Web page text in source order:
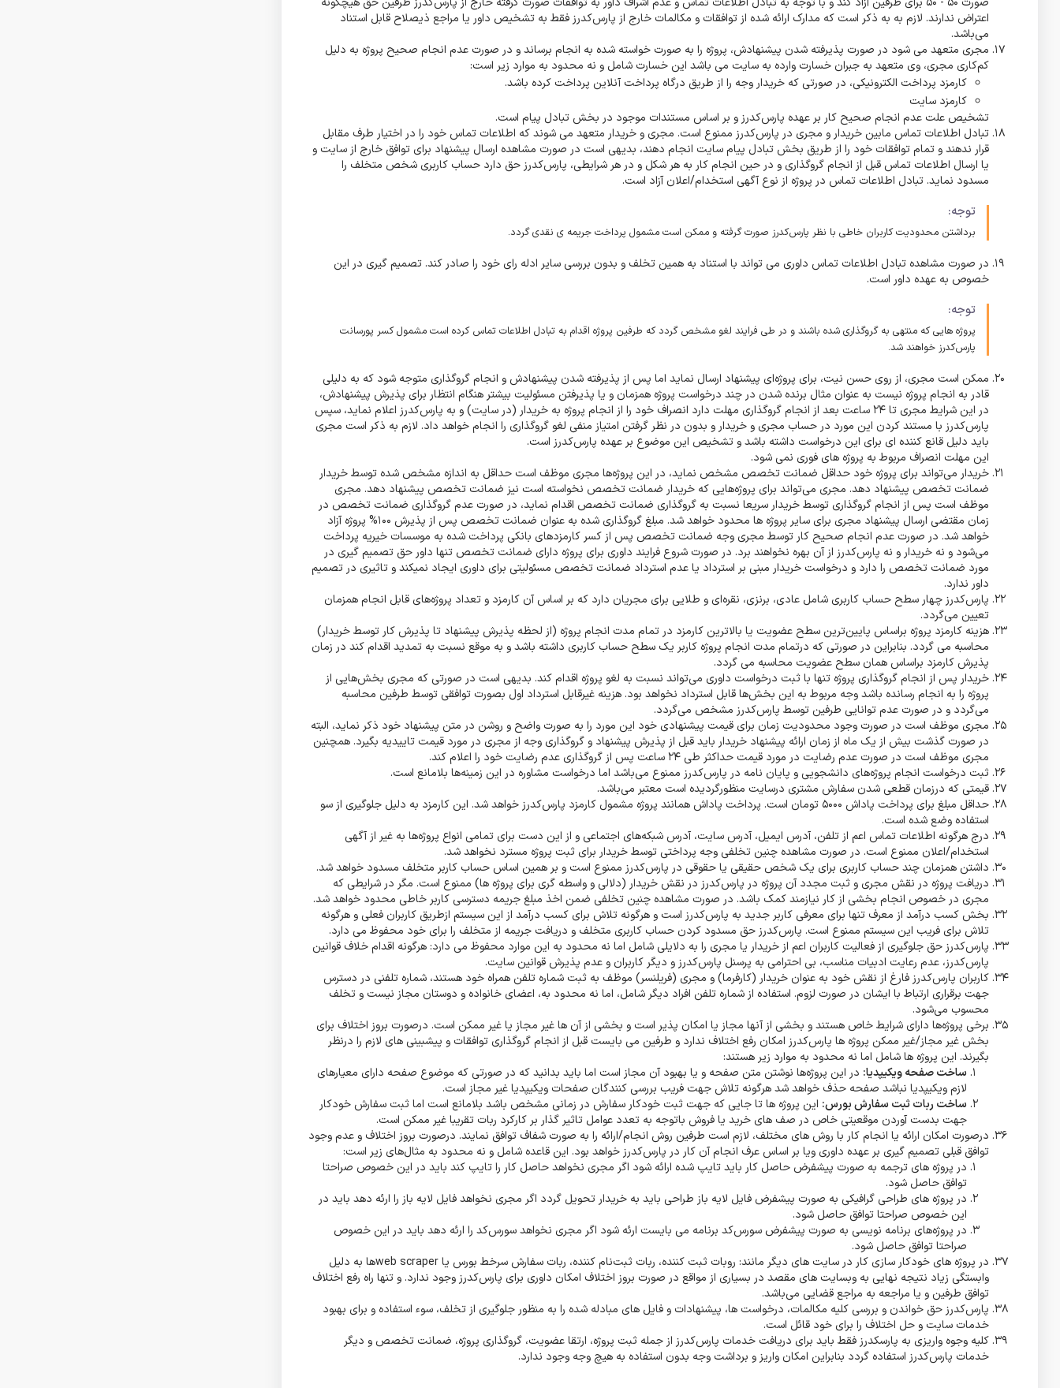
اعتراض ندارند. لازم به به ذکر است که مدارک ارائه شده از توافقات و مکالمات خارج از پارس‌کدرز فقط به تشخیص داور یا مراجع ذیصلاح قابل استناد
می‌باشد.
مجری متعهد می شود در صورت پذیرفته شدن پیشنهادش، پروژه را به صورت خواسته شده به انجام برساند و در صورت عدم انجام صحیح پروژه به دلیل
کم‌کاری مجری، وی متعهد به جبران خسارت وارده به سایت می باشد این خسارت شامل و نه محدود به موارد زیر است:
کارمزد پرداخت الکترونیکی، در صورتی که خریدار وجه را از طریق درگاه پرداخت آنلاین پرداخت کرده باشد.
کارمزد سایت
تشخیص علت عدم انجام صحیح کار بر عهده پارس‌کدرز و بر اساس مستندات موجود در بخش تبادل پیام است.
تبادل اطلاعات تماس مابین خریدار و مجری در پارس‌کدرز ممنوع است. مجری و خریدار متعهد می شوند که اطلاعات تماس خود را در اختیار طرف مقابل
قرار ندهند و تمام توافقات خود را از طریق بخش تبادل پیام سایت انجام دهند، بدیهی است در صورت مشاهده ارسال پیشنهاد برای توافق خارج از سایت و
یا ارسال اطلاعات تماس قبل از انجام گروگذاری و در حین انجام کار به هر شکل و در هر شرایطی، پارس‌کدرز حق دارد حساب کاربری شخص متخلف را
مسدود نماید. تبادل اطلاعات تماس در پروژه از نوع آگهی استخدام/اعلان آزاد است.
توجه:
برداشتن محدودیت کاربران خاطی با نظر پارس‌کدرز صورت گرفته و ممکن است مشمول پرداخت جریمه ی نقدی گردد.
در صورت مشاهده تبادل اطلاعات تماس داوری می تواند با استناد به همین تخلف و بدون بررسی سایر ادله رای خود را صادر کند. تصمیم گیری در این
خصوص به عهده داور است.
توجه:
پروژه هایی که منتهی به گروگذاری شده باشند و در طی فرایند لغو مشخص گردد که طرفین پروژه اقدام به تبادل اطلاعات تماس کرده است مشمول کسر پورسانت
پارس‌کدرز خواهند شد.
ممکن است مجری، از روی حسن نیت، برای پروژه‌ای پیشنهاد ارسال نماید اما پس از پذیرفته شدن پیشنهادش و انجام گروگذاری متوجه شود که به دلیلی
قادر به انجام پروژه نیست به عنوان مثال برنده شدن در چند درخواست پروژه همزمان و یا پذیرفتن مسئولیت بیشتر هنگام انتظار برای پذیرش پیشنهادش،
در این شرایط مجری تا 24 ساعت بعد از انجام گروگذاری مهلت دارد انصراف خود را از انجام پروژه به خریدار (در سایت) و به پارس‌کدرز اعلام نماید، سپس
پارس‌کدرز با مستند کردن این مورد در حساب مجری و خریدار و بدون در نظر گرفتن امتیاز منفی لغو گروگذاری را انجام خواهد داد. لازم به ذکر است مجری
باید دلیل قانع کننده ای برای این درخواست داشته باشد و تشخیص این موضوع بر عهده پارس‌کدرز است.
این مهلت انصراف مربوط به پروژه های فوری نمی شود.
خریدار می‌تواند برای پروژه خود حداقل ضمانت تخصص مشخص نماید، در این پروژه‌ها مجری موظف است حداقل به اندازه مشخص شده توسط خریدار
ضمانت تخصص پیشنهاد دهد. مجری می‌تواند برای پروژه‌هایی که خریدار ضمانت تخصص نخواسته است نیز ضمانت تخصص پیشنهاد دهد. مجری
موظف است پس از انجام گروگذاری توسط خریدار سریعا نسبت به گروگذاری ضمانت تخصص اقدام نماید، در صورت عدم گروگذاری ضمانت تخصص در
زمان مقتضی ارسال پیشنهاد مجری برای سایر پروژه ها محدود خواهد شد. مبلغ گروگذاری شده به عنوان ضمانت تخصص پس از پذیرش 100% پروژه آزاد
خواهد شد. در صورت عدم انجام صحیح کار توسط مجری وجه ضمانت تخصص پس از کسر کارمزدهای بانکی پرداخت شده به موسسات خیریه پرداخت
می‌شود و نه خریدار و نه پارس‌کدرز از آن بهره نخواهند برد. در صورت شروع فرایند داوری برای پروژه دارای ضمانت تخصص تنها داور حق تصمیم گیری در
مورد ضمانت تخصص را دارد و درخواست خریدار مبنی بر استرداد یا عدم استرداد ضمانت تخصص مسئولیتی برای داوری ایجاد نمیکند و تاثیری در تصمیم
داور ندارد.
پارس‌کدرز چهار سطح حساب کاربری شامل عادی، برنزی، نقره‌ای و طلایی برای مجریان دارد که بر اساس آن کارمزد و تعداد پروژه‌های قابل انجام همزمان
تعیین می‌گردد.
هزینه کارمزد پروژه براساس پایین‌ترین سطح عضویت یا بالاترین کارمزد در تمام مدت انجام پروژه (از لحظه پذیرش پیشنهاد تا پذیرش کار توسط خریدار)
محاسبه می گردد. بنابراین در صورتی که درتمام مدت انجام پروژه کاربر یک سطح حساب کاربری داشته باشد و به موقع نسبت به تمدید اقدام کند در زمان
پذیرش کارمزد براساس همان سطح عضویت محاسبه می گردد.
خریدار پس از انجام گروگذاری پروژه تنها با ثبت درخواست داوری می‌تواند نسبت به لغو پروژه اقدام کند. بدیهی است در صورتی که مجری بخش‌هایی از
پروژه را به انجام رسانده باشد وجه مربوط به این بخش‌ها قابل استرداد نخواهد بود. هزینه غیرقابل استرداد اول بصورت توافقی توسط طرفین محاسبه
می‌گردد و در صورت عدم توانایی طرفین توسط پارس‌کدرز مشخص می‌گردد.
مجری موظف است در صورت وجود محدودیت زمان برای قیمت پیشنهادی خود این مورد را به صورت واضح و روشن در متن پیشنهاد خود ذکر نماید، البته
در صورت گذشت بیش از یک ماه از زمان ارائه پیشنهاد خریدار باید قبل از پذیرش پیشنهاد و گروگذاری وجه از مجری در مورد قیمت تاییدیه بگیرد. همچنین
مجری موظف است در صورت عدم رضایت در مورد قیمت حداکثر طی ۲۴ ساعت پس از گروگذاری عدم رضایت خود را اعلام کند.
ثبت درخواست انجام پروژه‌های دانشجویی و پایان نامه در پارس‌کدرز ممنوع می‌باشد اما درخواست مشاوره در این زمینه‌ها بلامانع است.
قیمتی که درزمان قطعی شدن سفارش مشتری درسایت منظورگردیده است معتبر می‌باشد.
حداقل مبلغ برای پرداخت پاداش 5000 تومان است. پرداخت پاداش همانند پروژه مشمول کارمزد پارس‌کدرز خواهد شد. این کارمزد به دلیل جلوگیری از سو
استفاده وضع شده است.
درج هرگونه اطلاعات تماس اعم از تلفن، آدرس ایمیل، آدرس سایت، آدرس شبکه‌های اجتماعی و از این دست برای تمامی انواع پروژه‌ها به غیر از آگهی
استخدام/اعلان ممنوع است. در صورت مشاهده چنین تخلفی وجه پرداختی توسط خریدار برای ثبت پروژه مسترد نخواهد شد.
داشتن همزمان چند حساب کاربری برای یک شخص حقیقی یا حقوقی در پارس‌کدرز ممنوع است و بر همین اساس حساب کاربر متخلف مسدود خواهد شد.
دریافت پروژه در نقش مجری و ثبت مجدد آن پروژه در پارس‌کدرز در نقش خریدار (دلالی و واسطه گری برای پروژه ها) ممنوع است. مگر در شرایطی که
مجری در خصوص انجام بخشی از کار نیازمند کمک باشد. در صورت مشاهده چنین تخلفی ضمن اخذ مبلغ جریمه دسترسی کاربر خاطی محدود خواهد شد.
بخش کسب درآمد از معرف تنها برای معرفی کاربر جدید به پارس‌کدرز است و هرگونه تلاش برای کسب درآمد از این سیستم ازطریق کاربران فعلی و هرگونه
تلاش برای فریب این سیستم ممنوع است. پارس‌کدرز حق مسدود کردن حساب کاربری متخلف و دریافت جریمه از متخلف را برای خود محفوظ می دارد.
پارس‌کدرز حق جلوگیری از فعالیت کاربران اعم از خریدار یا مجری را به دلایلی شامل اما نه محدود به این موارد محفوظ می دارد: هرگونه اقدام خلاف قوانین
پارس‌کدرز، عدم رعایت ادبیات مناسب، بی احترامی به پرسنل پارس‌کدرز و دیگر کاربران و عدم پذیرش قوانین سایت.
کاربران پارس‌کدرز فارغ از نقش خود به عنوان خریدار (کارفرما) و مجری (فریلنسر) موظف به ثبت شماره تلفن همراه خود هستند، شماره تلفنی در دسترس
جهت برقراری ارتباط با ایشان در صورت لزوم. استفاده از شماره تلفن افراد دیگر شامل، اما نه محدود به، اعضای خانواده و دوستان مجاز نیست و تخلف
محسوب می‌شود.
برخی پروژه‌ها دارای شرایط خاص هستند و بخشی از آنها مجاز یا امکان پذیر است و بخشی از آن ها غیر مجاز یا غیر ممکن است. درصورت بروز اختلاف برای
بخش غیر مجاز/غیر ممکن پروژه ها پارس‌کدرز امکان رفع اختلاف ندارد و طرفین می بایست قبل از انجام گروگذاری توافقات و پیشبینی های لازم را درنظر
بگیرند. این پروژه ها شامل اما نه محدود به موارد زیر هستند:
ساخت صفحه ویکیپدیا: در این پروژه‌ها نوشتن متن صفحه و یا بهبود آن مجاز است اما باید بدانید که در صورتی که موضوع صفحه دارای معیارهای
لازم ویکیپدیا نباشد صفحه حذف خواهد شد هرگونه تلاش جهت فریب بررسی کنندگان صفحات ویکیپدیا غیر مجاز است.
ساخت ربات ثبت سفارش بورس: این پروژه ها تا جایی که جهت ثبت خودکار سفارش در زمانی مشخص باشد بلامانع است اما ثبت سفارش خودکار
جهت بدست آوردن موقعیتی خاص در صف های خرید یا فروش باتوجه به تعدد عوامل تاثیر گذار بر کارکرد ربات تقریبا غیر ممکن است.
درصورت امکان ارائه یا انجام کار با روش های مختلف، لازم است طرفین روش انجام/ارائه را به صورت شفاف توافق نمایند. درصورت بروز اختلاف و عدم وجود
توافق قبلی تصمیم گیری بر عهده داوری ویا بر اساس عرف انجام آن کار در پارس‌کدرز خواهد بود. این قاعده شامل و نه محدود به مثال‌های زیر است:
در پروژه های ترجمه به صورت پیشفرض حاصل کار باید تایپ شده ارائه شود اگر مجری نخواهد حاصل کار را تایپ کند باید در این خصوص صراحتا
توافق حاصل شود.
در پروژه های طراحی گرافیکی به صورت پیشفرض فایل لایه باز طراحی باید به خریدار تحویل گردد اگر مجری نخواهد فایل لایه باز را ارئه دهد باید در
این خصوص صراحتا توافق حاصل شود.
در پروژه‌های برنامه نویسی به صورت پیشفرض سورس‌کد برنامه می بایست ارئه شود اگر مجری نخواهد سورس‌کد را ارئه دهد باید در این خصوص
صراحتا توافق حاصل شود.
در پروژه های خودکار سازی کار در سایت های دیگر مانند: روبات ثبت کننده، ربات ثبت‌نام کننده، ربات سفارش سرخط بورس یا web scraper‌ها به دلیل
وابستگی زیاد نتیجه نهایی به وبسایت های مقصد در بسیاری از مواقع در صورت بروز اختلاف امکان داوری برای پارس‌کدرز وجود ندارد. و تنها راه رفع اختلاف
توافق طرفین و یا مراجعه به مراجع قضایی می‌باشد.
پارس‌کدرز حق خواندن و بررسی کلیه مکالمات، درخواست ها، پیشنهادات و فایل های مبادله شده را به منظور جلوگیری از تخلف، سوء استفاده و برای بهبود
خدمات سایت و حل اختلاف را برای خود قائل است.
کلیه وجوه واریزی به پارسکدرز فقط باید برای دریافت خدمات پارس‌کدرز از جمله ثبت پروژه، ارتقا عضویت، گروگذاری پروژه، ضمانت تخصص و دیگر
خدمات پارس‌کدرز استفاده گردد بنابراین امکان واریز و برداشت وجه بدون استفاده به هیچ وجه وجود ندارد.